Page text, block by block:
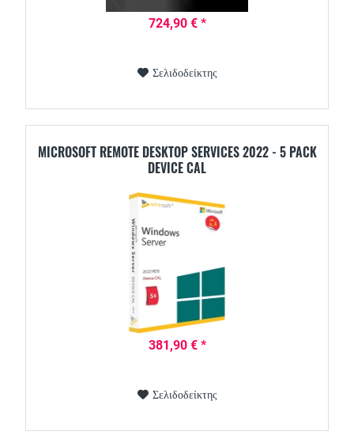
724,90 € *
Σελιδοδείκτης
MICROSOFT REMOTE DESKTOP SERVICES 2022 - 5 PACK
DEVICE CAL
381,90 € *
Σελιδοδείκτης